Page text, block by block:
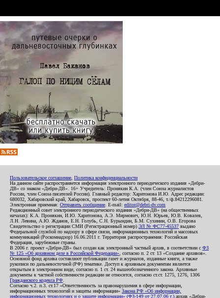
Пользовательское соглашение Политика конфиденциальности
На данном сайте распространяется информация электронного периодического издания «Дебри-
ДВ» со знаком «Дебри-ДВ». 16+ Учредитель: Пронякин К.А. (член Союза журналистов
России, член Союза писателей России). Главный редактор: Харитонова И.Ю. Адрес редакции:
680032, Хабаровский край, Хабаровск, проспект 60-летия Октября, 88-46, т./ф.84212296081.
Электронная приемная: Отправить сообщение . E-mail: editor@debri-dv.com
Редакционный совет электронного периодического издания «Дебри-ДВ» (на общественных
началах): К.А. Пронякин, И.Ю. Харитонова, А.Э. Мирмович, Ю.Н. Юрьев, Ю.В. Ковалев,
Л.Н. Левина, А.Ю. Жданов, Е.Н. Голубь, С.Н. Бурындин, Б.М. Сухинин, О.В. Егорова
Свидетельство о регистрации СМИ (Регистрационный номер) ЭЛ № ФС77-45537 выдано
Федеральной службой по надзору в сфере связи, информационных технологий и массовых
коммуникаций (Роскомнадзор) 16.06.2011 г. Территория распространения: Российская
Федерация, зарубежные страны.
В 2006 г. проект «Дебри-ДВ» был создан как электронный частный архив, в соответствии с ФЗ
№ 125 «Об архивном деле в Российской Федерации» , согласно п. 2 ст. 13 «Создание архивов».
Основной фонд архива составляют публикации газет и журналов, изданные книги, а также
рукописи по дальневосточной (РФ) тематике. Доступ к архивным документам является
открытым в электронном виде, согласно п. 1 ст. 24 вышеобозначенного закона. Архивные
документы к частной собственности редакции не относятся, согласно ст.ст. 1275, 1276, 1306
Гражданского кодекса РФ
Согласно ч.2. п.3. ст.17 «Ответственность за правонарушения в сфере информации,
информационных технологий и защиты информации» Закона РФ «Об информации,
информационных технологиях и о защите информации» (ФЗ-149 от 27.07.06 г.) архив «Дебри-